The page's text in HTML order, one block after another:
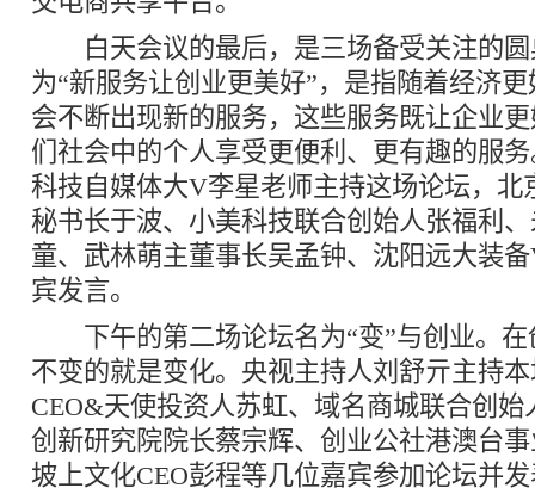
白天会议的最后，是三场备受关注的圆
为“新服务让创业更美好”，是指随着经济
会不断出现新的服务，这些服务既让企业
们社会中的个人享受更便利、更有趣的服
科技自媒体大V李星老师主持这场论坛，北
秘书长于波、小美科技联合创始人张福利
童、武林萌主董事长吴孟钟、沈阳远大装
宾发言。
下午的第二场论坛名为“变”与创业。在
不变的就是变化。央视主持人刘舒亓主持
CEO&天使投资人苏虹、域名商城联合创
创新研究院院长蔡宗辉、创业公社港澳台
坡上文化CEO彭程等几位嘉宾参加论坛并